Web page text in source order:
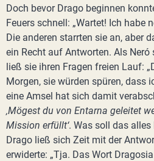
Doch bevor Drago beginnen
Feuers schnell: „Wartet! Ich habe
Die anderen starrten sie an, aber
ein Recht auf Antworten. Als
ließ sie ihren Fragen freien Lauf:
Morgen, sie würden spüren, dass
eine Amsel hat sich damit
‚Mögest du von Entarna geleitet
Mission erfüllt‘. Was soll das alles
Drago ließ sich Zeit mit der
erwiderte: „Tja. Das Wort